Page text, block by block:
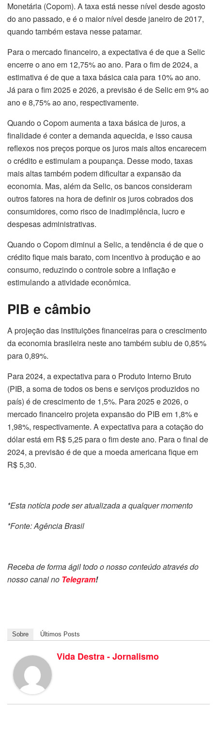
Monetária (Copom). A taxa está nesse nível desde agosto
do ano passado, e é o maior nível desde janeiro de 2017,
quando também estava nesse patamar.
Para o mercado financeiro, a expectativa é de que a Selic
encerre o ano em 12,75% ao ano. Para o fim de 2024, a
estimativa é de que a taxa básica caia para 10% ao ano.
Já para o fim 2025 e 2026, a previsão é de Selic em 9% ao
ano e 8,75% ao ano, respectivamente.
Quando o Copom aumenta a taxa básica de juros, a
finalidade é conter a demanda aquecida, e isso causa
reflexos nos preços porque os juros mais altos encarecem
o crédito e estimulam a poupança. Desse modo, taxas
mais altas também podem dificultar a expansão da
economia. Mas, além da Selic, os bancos consideram
outros fatores na hora de definir os juros cobrados dos
consumidores, como risco de inadimplência, lucro e
despesas administrativas.
Quando o Copom diminui a Selic, a tendência é de que o
crédito fique mais barato, com incentivo à produção e ao
consumo, reduzindo o controle sobre a inflação e
estimulando a atividade econômica.
PIB e câmbio
A projeção das instituições financeiras para o crescimento
da economia brasileira neste ano também subiu de 0,85%
para 0,89%.
Para 2024, a expectativa para o Produto Interno Bruto
(PIB, a soma de todos os bens e serviços produzidos no
país) é de crescimento de 1,5%. Para 2025 e 2026, o
mercado financeiro projeta expansão do PIB em 1,8% e
1,98%, respectivamente. A expectativa para a cotação do
dólar está em R$ 5,25 para o fim deste ano. Para o final de
2024, a previsão é de que a moeda americana fique em
R$ 5,30.
*Esta notícia pode ser atualizada a qualquer momento
*Fonte: Agência Brasil
Receba de forma ágil todo o nosso conteúdo através do
nosso canal no Telegram!
Sobre Últimos Posts
Vida Destra - Jornalismo